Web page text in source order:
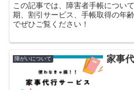
この記事では、障害者手帳につい
期、割引サービス、手帳取得の年
でぜひご覧ください！
障がいについて 家事